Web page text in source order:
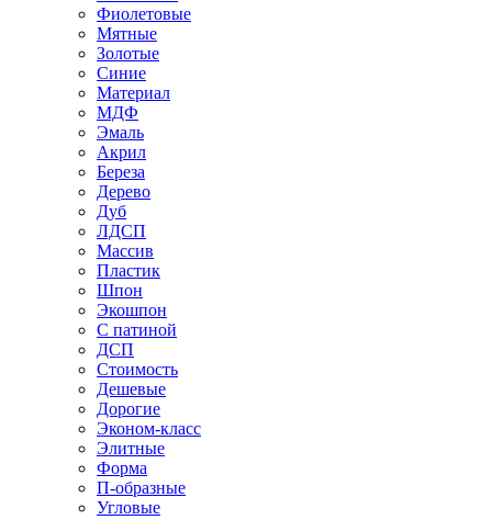
Фиолетовые
Мятные
Золотые
Синие
Материал
МДФ
Эмаль
Акрил
Береза
Дерево
Дуб
ЛДСП
Массив
Пластик
Шпон
Экошпон
С патиной
ДСП
Стоимость
Дешевые
Дорогие
Эконом-класс
Элитные
Форма
П-образные
Угловые